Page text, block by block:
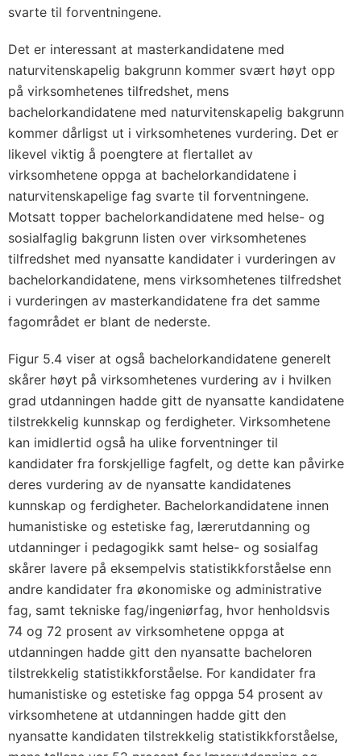
svarte til forventningene.
Det er interessant at masterkandidatene med
naturvitenskapelig bakgrunn kommer svært høyt opp
på virksomhetenes tilfredshet, mens
bachelorkandidatene med naturvitenskapelig bakgrunn
kommer dårligst ut i virksomhetenes vurdering. Det er
likevel viktig å poengtere at flertallet av
virksomhetene oppga at bachelorkandidatene i
naturvitenskapelige fag svarte til forventningene.
Motsatt topper bachelorkandidatene med helse- og
sosialfaglig bakgrunn listen over virksomhetenes
tilfredshet med nyansatte kandidater i vurderingen av
bachelorkandidatene, mens virksomhetenes tilfredshet
i vurderingen av masterkandidatene fra det samme
fagområdet er blant de nederste.
Figur 5.4 viser at også bachelorkandidatene generelt
skårer høyt på virksomhetenes vurdering av i hvilken
grad utdanningen hadde gitt de nyansatte kandidatene
tilstrekkelig kunnskap og ferdigheter. Virksomhetene
kan imidlertid også ha ulike forventninger til
kandidater fra forskjellige fagfelt, og dette kan påvirke
deres vurdering av de nyansatte kandidatenes
kunnskap og ferdigheter. Bachelorkandidatene innen
humanistiske og estetiske fag, lærerutdanning og
utdanninger i pedagogikk samt helse- og sosialfag
skårer lavere på eksempelvis statistikkforståelse enn
andre kandidater fra økonomiske og administrative
fag, samt tekniske fag/ingeniørfag, hvor henholdsvis
74 og 72 prosent av virksomhetene oppga at
utdanningen hadde gitt den nyansatte bacheloren
tilstrekkelig statistikkforståelse. For kandidater fra
humanistiske og estetiske fag oppga 54 prosent av
virksomhetene at utdanningen hadde gitt den
nyansatte kandidaten tilstrekkelig statistikkforståelse,